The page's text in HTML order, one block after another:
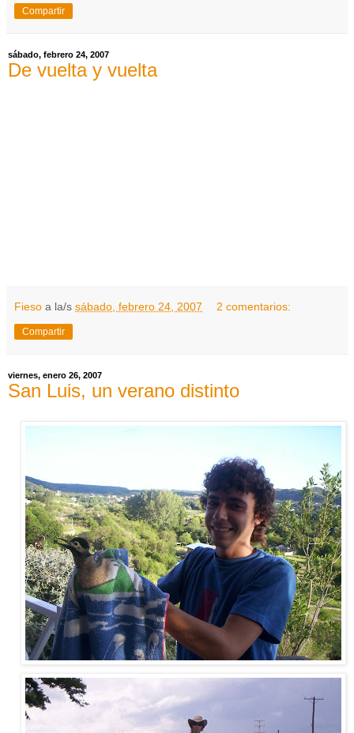
Compartir
sábado, febrero 24, 2007
De vuelta y vuelta
Fieso a la/s sábado, febrero 24, 2007 2 comentarios:
Compartir
viernes, enero 26, 2007
San Luis, un verano distinto